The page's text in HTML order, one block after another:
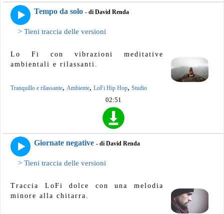
Tempo da solo - di David Renda
> Tieni traccia delle versioni
Lo Fi con vibrazioni meditative
ambientali e rilassanti.
Tranquillo e rilassante, Ambiente, LoFi Hip Hop, Studio
02:51
Giornate negative - di David Renda
> Tieni traccia delle versioni
Traccia LoFi dolce con una melodia
minore alla chitarra.